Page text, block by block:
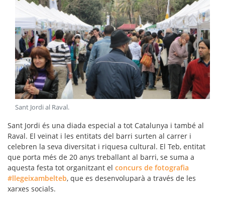
Sant Jordi al Raval.
Sant Jordi és una diada especial a tot Catalunya i també al
Raval. El veïnat i les entitats del barri surten al carrer i
celebren la seva diversitat i riquesa cultural. El Teb, entitat
que porta més de 20 anys treballant al barri, se suma a
aquesta festa tot organitzant el concurs de fotografia
#llegeixambelteb, que es desenvoluparà a través de les
xarxes socials.